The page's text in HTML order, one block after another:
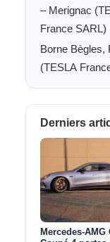
– Merignac
France SARL)
Borne Bègles,
(TESLA
Derniers
Mercedes-AMG